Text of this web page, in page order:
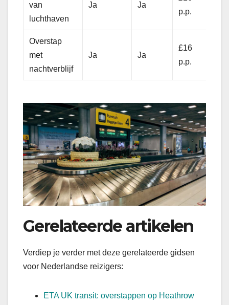
van
luchthaven
Ja Ja
p.p.
Overstap
met
nachtverblijf
Ja Ja
£16
p.p.
Gerelateerde artikelen
Verdiep je verder met deze gerelateerde gidsen
voor Nederlandse reizigers:
ETA UK transit: overstappen op Heathrow